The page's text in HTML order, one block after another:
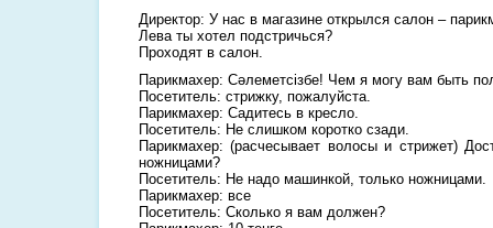
Директор: У нас в магазине открылся салон –
Лева ты хотел подстричься?
Проходят в салон.
Парикмахер: Сәлеметсізбе! Чем я могу вам быть
Посетитель: стрижку, пожалуйста.
Парикмахер: Садитесь в кресло.
Посетитель: Не слишком коротко сзади.
Парикмахер: (расчесывает волосы и стрижет)
ножницами?
Посетитель: Не надо машинкой, только ножницами.
Парикмахер: все
Посетитель: Сколько я вам должен?